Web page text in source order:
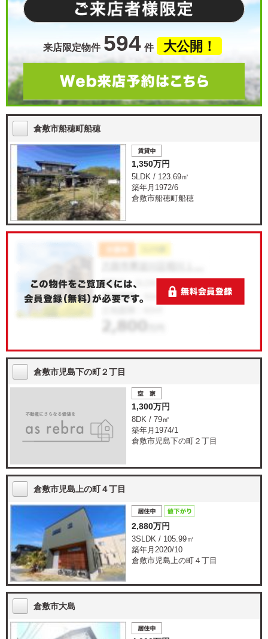
来店限定物件 594 件 大公開！
倉敷市船穂町船穂
1,350万円
5LDK / 123.69㎡
築年月1972/6
倉敷市船穂町船穂
倉敷市児島下の町２丁目
1,300万円
8DK / 79㎡
築年月1974/1
倉敷市児島下の町２丁目
倉敷市児島上の町４丁目
2,880万円
3SLDK / 105.99㎡
築年月2020/10
倉敷市児島上の町４丁目
倉敷市大島